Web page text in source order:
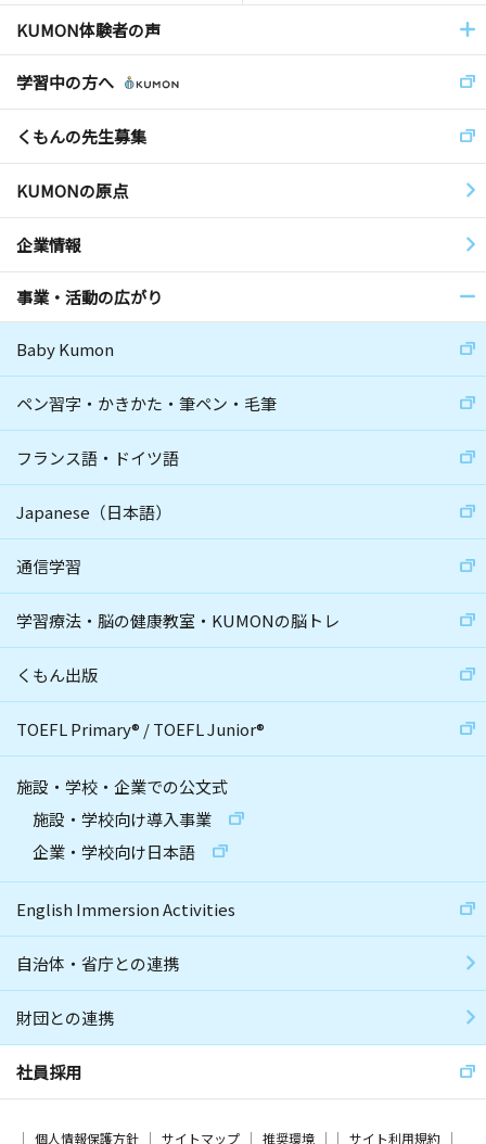
KUMON体験者の声
学習中の方へ
くもんの先生募集
KUMONの原点
企業情報
事業・活動の広がり
Baby Kumon
ペン習字・かきかた・筆ペン・毛筆
フランス語・ドイツ語
Japanese（日本語）
通信学習
学習療法・脳の健康教室・KUMONの脳トレ
くもん出版
TOEFL Primary® /TOEFL Junior®
施設・学校・企業での公文式
施設・学校向け導入事業
企業・学校向け日本語
English Immersion Activities
自治体・省庁との連携
財団との連携
社員採用
個人情報保護方針 サイトマップ 推奨環境 サイト利用規約